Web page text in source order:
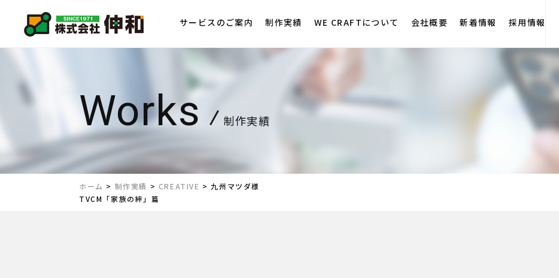
サービスのご案内 制作実績 WE CRAFTについて 会社概要 新着情報 採用情報
制作実績
ホーム > 制作実績 > CREATIVE >九州マツダ様
TVCM「家族の絆」篇